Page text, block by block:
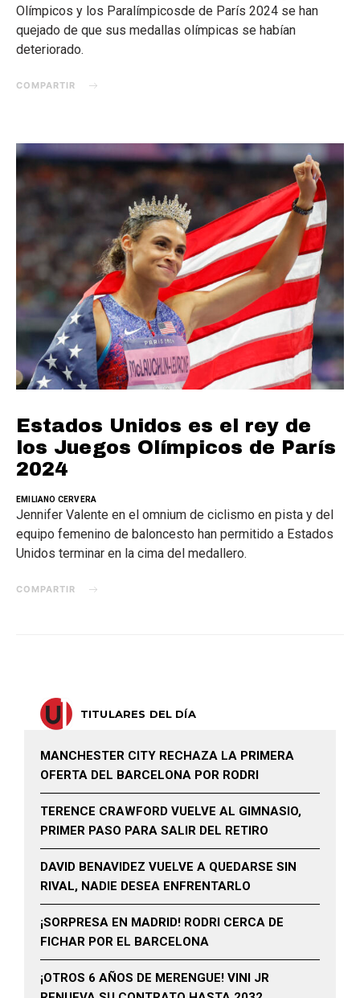
Olímpicos y los Paralímpicosde de París 2024 se han
quejado de que sus medallas olímpicas se habían
deteriorado.
COMPARTIR
Estados Unidos es el rey de
los Juegos Olímpicos de París
2024
EMILIANO CERVERA
Jennifer Valente en el omnium de ciclismo en pista y del
equipo femenino de baloncesto han permitido a Estados
Unidos terminar en la cima del medallero.
COMPARTIR
TITULARES DEL DÍA
MANCHESTER CITY RECHAZA LA PRIMERA
OFERTA DEL BARCELONA POR RODRI
TERENCE CRAWFORD VUELVE AL GIMNASIO,
PRIMER PASO PARA SALIR DEL RETIRO
DAVID BENAVIDEZ VUELVE A QUEDARSE SIN
RIVAL, NADIE DESEA ENFRENTARLO
¡SORPRESA EN MADRID! RODRI CERCA DE
FICHAR POR EL BARCELONA
¡OTROS 6 AÑOS DE MERENGUE! VINI JR